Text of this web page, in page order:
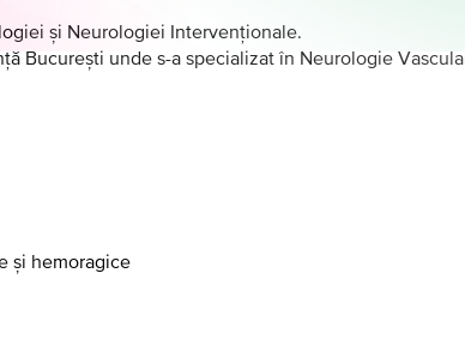
și Neurologiei Intervenționale.
București unde s-a specializat în Neurologie
și hemoragice